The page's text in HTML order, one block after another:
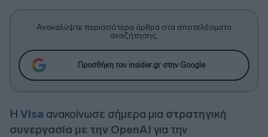
Ανακαλύψτε περισσότερα άρθρα στα αποτελέσματα
αναζήτησης.
Προσθήκη του insider.gr στην Google
Η Visa ανακοίνωσε σήμερα μια στρατηγική
συνεργασία με την OpenAI για την